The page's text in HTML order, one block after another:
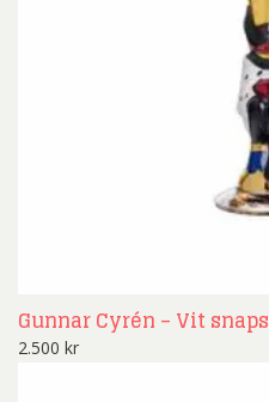
Gunnar Cyrén – Vit snaps
2.500 kr